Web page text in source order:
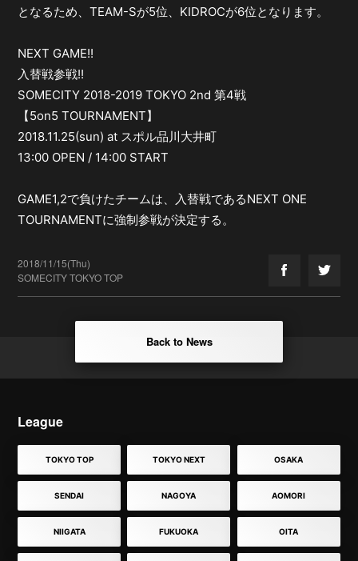
となるため、TEAM-Sが5位、KIDROCが6位となります。
NEXT GAME!!
入替戦参戦!!
SOMECITY 2018-2019 TOKYO 2nd 第4戦
【5on5 TOURNAMENT】
2018.11.25(sun) at スポル品川大井町
13:00 OPEN / 14:00 START
GAME1,2で負けたチームは、入替戦であるNEXT ONE
TOURNAMENTに強制参戦が決定する。
2018/11/15(Thu)
SOMECITY TOKYO TOP
Back to News
League
TOKYO TOP TOKYO NEXT OSAKA
SENDAI NAGOYA AOMORI
NIIGATA FUKUOKA OITA